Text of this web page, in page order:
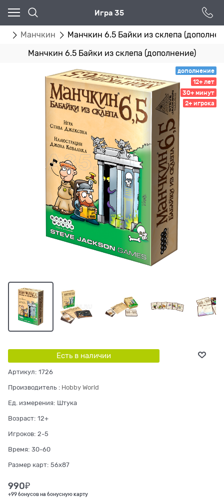
Игра 35
Манчкин Манчкин 6.5 Байки из склепа
Манчкин 6.5 Байки из склепа (дополнение)
дополнение
12+ лет
30+ минут
2+ игрока
Есть в наличии
Артикул: 1726
Производитель : Hobby World
Ед. измерения: Штука
Возраст: 12+
Игроков: 2-5
Время: 30-60
Размер карт: 56x87
990₽
+99 бонусов на бонусную карту